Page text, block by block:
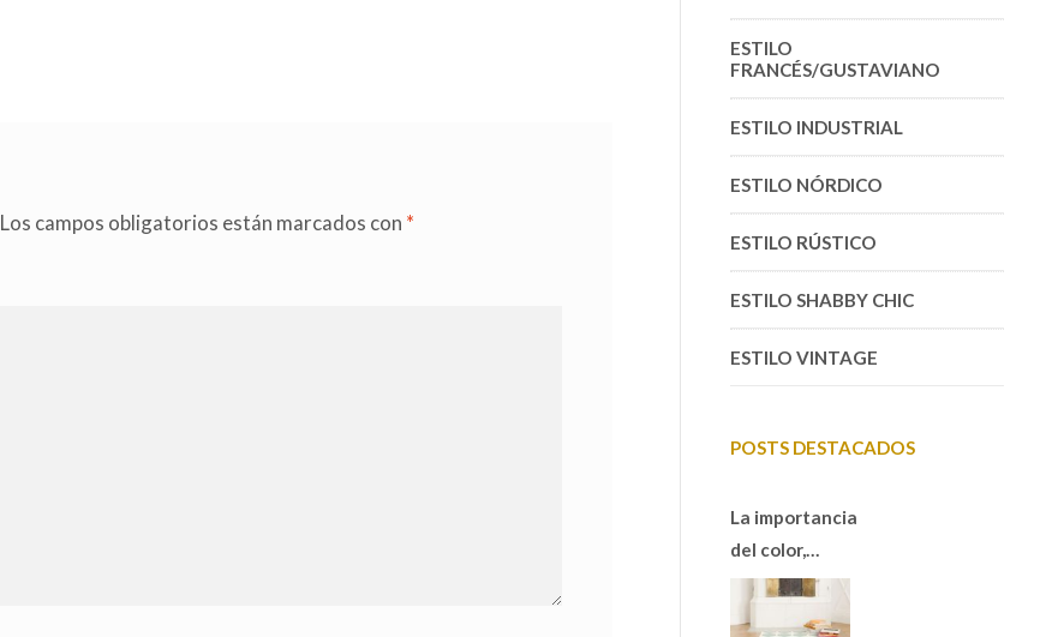
Los campos obligatorios están marcados con *
ESTILO
FRANCÉS/GUSTAVIANO
ESTILO INDUSTRIAL
ESTILO NÓRDICO
ESTILO RÚSTICO
ESTILO SHABBY CHIC
ESTILO VINTAGE
POSTS DESTACADOS
La importancia
del color,
Alfombras